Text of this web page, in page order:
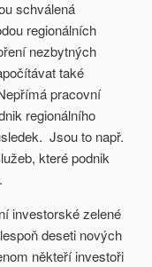
schválená
regionálních
nezbytných
také
pracovní
regionálního
Jsou to např.
které podnik
investorské zelené
deseti nových
někteří investoři